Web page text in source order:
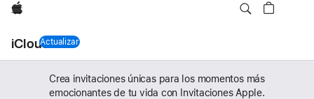
Apple
iCloud+Actualizar, iCloud+
Crea invitaciones únicas para los momentos más
emocionantes de tu vida con Invitaciones Apple.